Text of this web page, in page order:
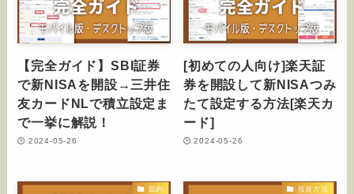
【完全ガイド】SBI証券
で新NISAを開設→三井住
友カードNLで積立設定ま
で一挙に解説！
2024-05-26
[初めての人向け]楽天証
券を開設して新NISAつみ
たて設定する方法[楽天カ
ード]
2024-05-26
節約 投資方法